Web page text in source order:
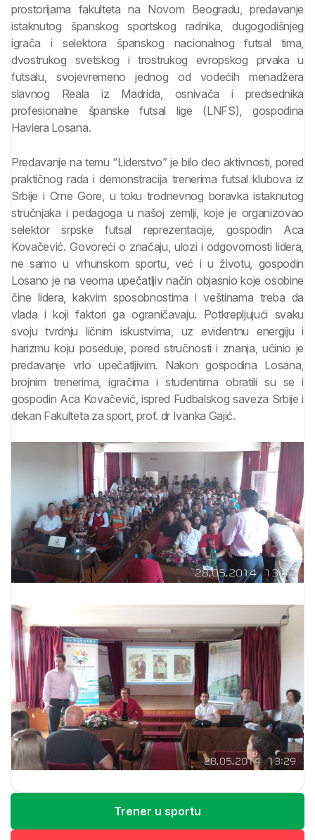
prostorijama fakulteta na Novom Beogradu, predavanje
istaknutog španskog sportskog radnika, dugogodišnjeg
igrača i selektora španskog nacionalnog futsal tima,
dvostrukog svetskog i trostrukog evropskog prvaka u
futsalu, svojevremeno jednog od vodećih menadžera
slavnog Reala iz Madrida, osnivača i predsednika
profesionalne španske futsal lige (LNFS), gospodina
Haviera Losana.
Predavanje na temu “Liderstvo” je bilo deo aktivnosti, pored
praktičnog rada i demonstracija trenerima futsal klubova iz
Srbije i Crne Gore, u toku trodnevnog boravka istaknutog
stručnjaka i pedagoga u našoj zemlji, koje je organizovao
selektor srpske futsal reprezentacije, gospodin Aca
Kovačević. Govoreći o značaju, ulozi i odgovornosti lidera,
ne samo u vrhunskom sportu, već i u životu, gospodin
Losano je na veoma upečatljiv način objasnio koje osobine
čine lidera, kakvim sposobnostima i veštinama treba da
vlada i koji faktori ga ograničavaju. Potkrepljujući svaku
svoju tvrdnju ličnim iskustvima, uz evidentnu energiju i
harizmu koju poseduje, pored stručnosti i znanja, učinio je
predavanje vrlo upečatljivim. Nakon gospodina Losana,
brojnim trenerima, igračima i studentima obratili su se i
gospodin Aca Kovačević, ispred Fudbalskog saveza Srbije i
dekan Fakulteta za sport, prof. dr Ivanka Gajić.
Trener u sportu